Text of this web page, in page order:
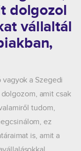
dolgozol
vállaltál
a Szegedi
amit csak
tudom,
ez
is, amit a